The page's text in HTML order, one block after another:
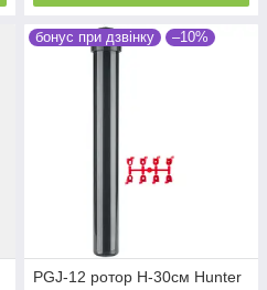
бонус при дзвінку –10%
PGJ-12 ротор H-30см Hunter